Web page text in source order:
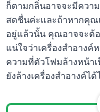
ก็ตามกลิ่นอาจจะมีควา
สดชื่นค่ะและถ้าหากคุณ
อยู่แล้วนั้น คุณอาจจะต้
แน่ใจว่าเครื่องสำอางค์
ความที่ตัวโฟมล้างหน้า
ยังล้างเครื่องสำอางค์ไ